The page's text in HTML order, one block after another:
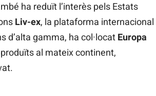
ha reduït l’interès pels Estats
Liv-ex, la plataforma internacional
d’alta gamma, ha col·locat Europa
al mateix continent,